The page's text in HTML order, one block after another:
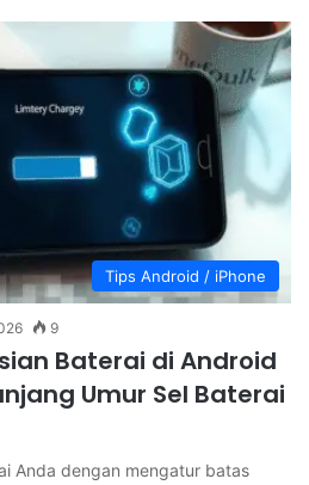
Tips Android / iPhone
9
Baterai di Android
Umur Sel Baterai
Anda dengan mengatur batas